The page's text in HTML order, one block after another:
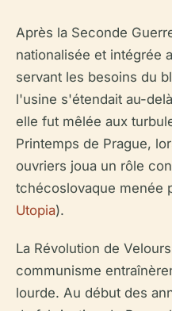
Après la Seconde
nationalisée et intégrée
servant les besoins du
l'usine s'étendait au-
elle fut mêlée aux
Printemps de Prague,
ouvriers joua un rôle
tchécoslovaque menée
Utopia).
La Révolution de
communisme
lourde. Au début des